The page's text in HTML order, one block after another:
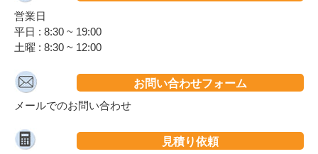
営業日
平日 : 8:30 ~ 19:00
土曜 : 8:30 ~ 12:00
お問い合わせフォーム
メールでのお問い合わせ
見積り依頼